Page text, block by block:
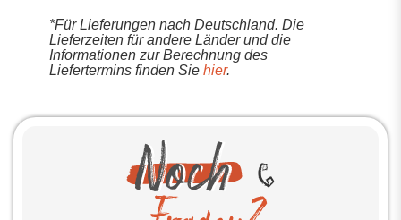
*Für Lieferungen nach Deutschland. Die
Lieferzeiten für andere Länder und die
Informationen zur Berechnung des
Liefertermins finden Sie hier.